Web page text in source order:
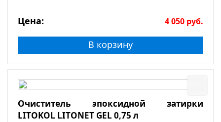
Цена: 4 050 руб.
В корзину
Очиститель эпоксидной затирки
LITOKOL LITONET GEL 0,75 л